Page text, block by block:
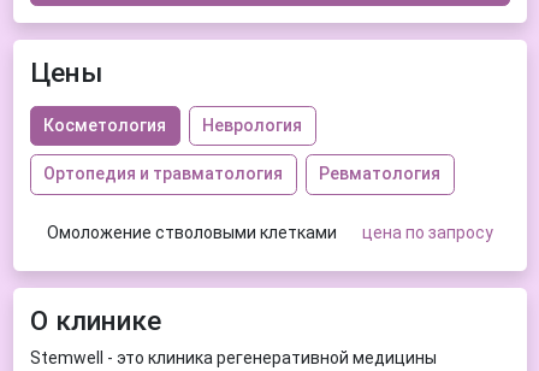
Цены
Косметология Неврология
Ортопедия и травматология Ревматология
Омоложение стволовыми клетками цена по запросу
О клинике
Stemwell - это клиника регенеративной медицины